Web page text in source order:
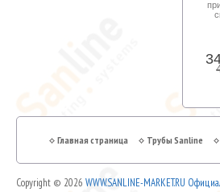
Главная страница Трубы Sanline
Copyright © 2026 WWW.SANLINE-MARKET.RU